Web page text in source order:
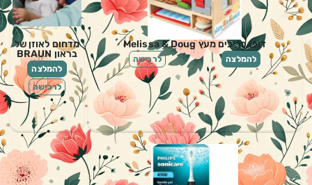
דוכן כריכים מעץ Melissa & Doug
להמלצה לרכישה
מדחום לאוזן של
בראון BRAUN
להמלצה
לרכישה